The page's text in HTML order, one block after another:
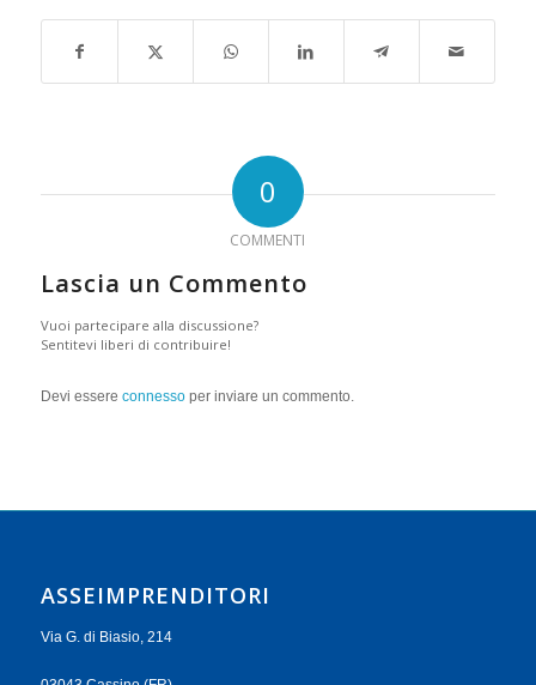
0
COMMENTI
Lascia un Commento
Vuoi partecipare alla discussione?
Sentitevi liberi di contribuire!
Devi essere connessoper inviare un commento.
ASSEIMPRENDITORI
Via G. di Biasio, 214